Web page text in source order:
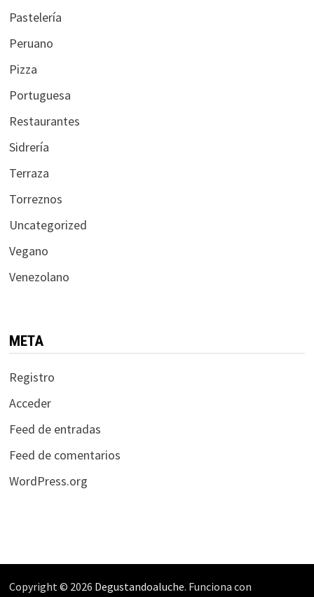
Pastelería
Peruano
Pizza
Portuguesa
Restaurantes
Sidrería
Terraza
Torreznos
Uncategorized
Vegano
Venezolano
META
Registro
Acceder
Feed de entradas
Feed de comentarios
WordPress.org
Copyright © 2026 Degustandoaluche. Funciona con